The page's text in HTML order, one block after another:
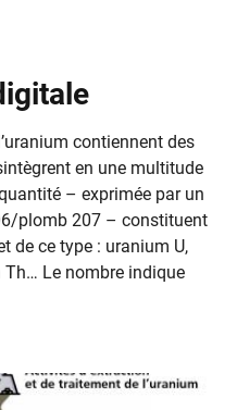
contiennent des
en une multitude
– exprimée par un
plomb 207 – constituent
de ce type : uranium U,
Th… Le nombre indique